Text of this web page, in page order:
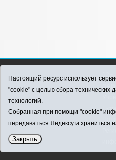
E-
Настоящий ресурс использует
"cookie" с целью сбора технических
технологий.
Собранная при помощи "cookie"
передаваться Яндексу и храниться
Закрыть